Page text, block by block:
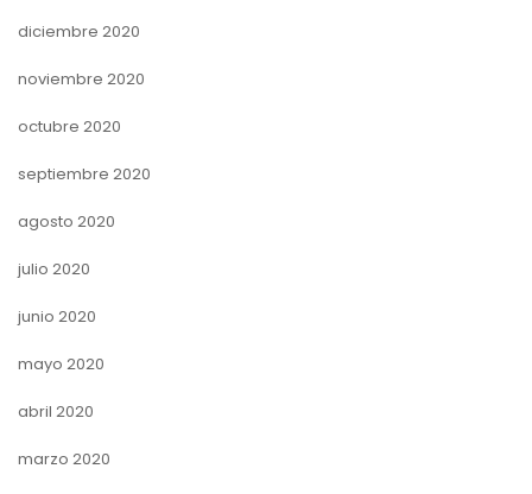
diciembre 2020
noviembre 2020
octubre 2020
septiembre 2020
agosto 2020
julio 2020
junio 2020
mayo 2020
abril 2020
marzo 2020